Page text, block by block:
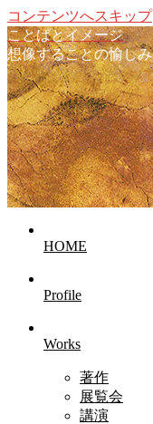
コンテンツへスキップ
ことばとイメージ
想像することの愉しみ
HOME
Profile
Works
著作
展覧会
講演